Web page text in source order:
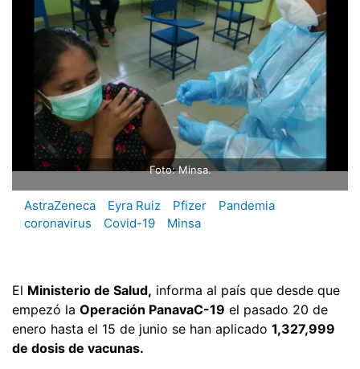
Foto: Minsa.
AstraZeneca Eyra Ruiz Pfizer
Pandemia
coronavirus
Covid-19 Minsa
El Ministerio de Salud, informa al país que desde que
empezó la Operación PanavaC-19 el pasado 20 de
enero hasta el 15 de junio se han aplicado 1,327,999
de dosis de vacunas.